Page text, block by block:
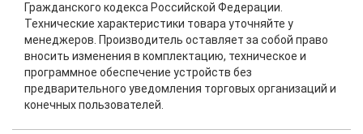
Гражданского кодекса Российской Федерации.
Технические характеристики товара уточняйте у
менеджеров. Производитель оставляет за собой право
вносить изменения в комплектацию, техническое и
программное обеспечение устройств без
предварительного уведомления торговых организаций и
конечных пользователей.